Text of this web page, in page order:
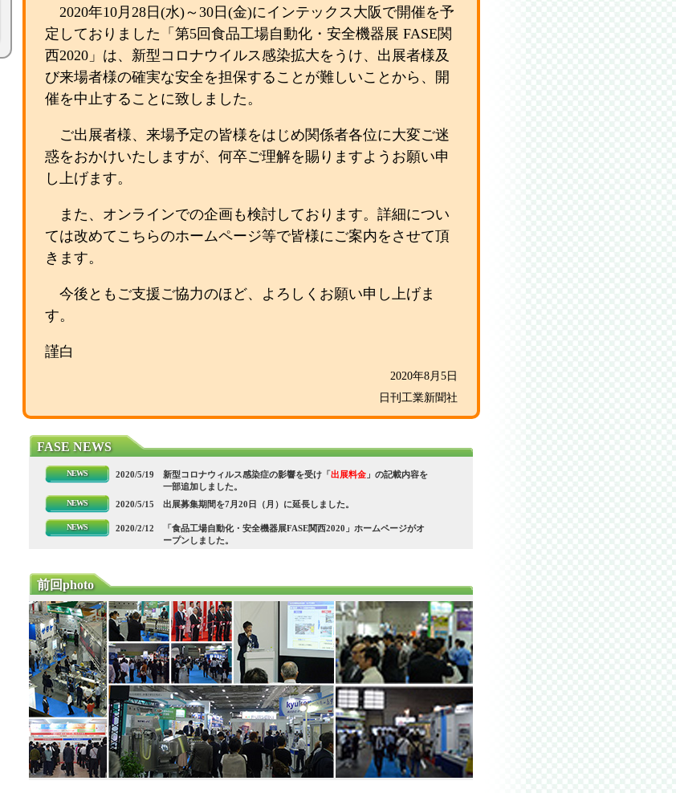
2020年10月28日(水)～30日(金)にインテックス大阪で開催を予
定しておりました「第5回食品工場自動化・安全機器展 FASE関
西2020」は、新型コロナウイルス感染拡大をうけ、出展者様及
び来場者様の確実な安全を担保することが難しいことから、開
催を中止することに致しました。
ご出展者様、来場予定の皆様をはじめ関係者各位に大変ご迷
惑をおかけいたしますが、何卒ご理解を賜りますようお願い申
し上げます。
また、オンラインでの企画も検討しております。詳細につい
ては改めてこちらのホームページ等で皆様にご案内をさせて頂
きます。
今後ともご支援ご協力のほど、よろしくお願い申し上げま
す。
謹白
2020年8月5日
日刊工業新聞社
FASE NEWS
NEWS 2020/5/19 新型コロナウィルス感染症の影響を受け「出展料金 」の記載内容を
一部追加しました。
NEWS 2020/5/15 出展募集期間を7月20日（月）に延長しました。
NEWS 2020/2/12
「食品工場自動化・安全機器展FASE関西2020」ホームページがオ
ープンしました。
前回photo